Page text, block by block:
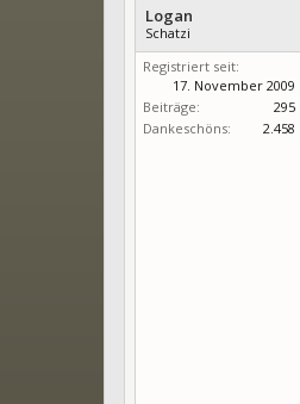
Logan
Schatzi
Registriert seit:
17. November 2009
Beiträge:
295
Dankeschöns:
2.458